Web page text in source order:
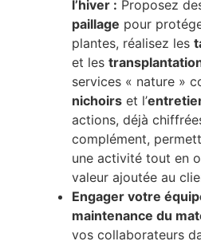
l’hiver : Proposez
paillage pour
plantes, réalisez les
et les
services « nature »
nichoirs et l’
actions, déjà
complément,
une activité tout en
valeur ajoutée au
Engager votre
maintenance du
vos collaborateurs